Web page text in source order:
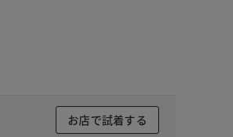
お店で試着する